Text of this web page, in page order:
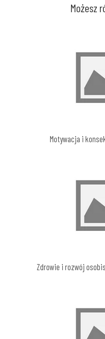
Możesz
Motywacja i
Zdrowie i rozwój